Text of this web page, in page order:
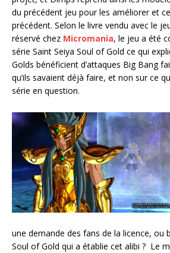
du précédent jeu pour les améliorer et
précédent. Selon le livre vendu avec le
réservé chez Micromania, le jeu a été
série Saint Seiya Soul of Gold ce qui
Golds bénéficient d’attaques Big Bang
qu’ils savaient déjà faire, et non sur ce
série en question.
une demande des fans de la licence, ou
Soul of Gold qui a établie cet alibi ? Le